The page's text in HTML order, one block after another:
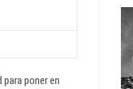
poner en